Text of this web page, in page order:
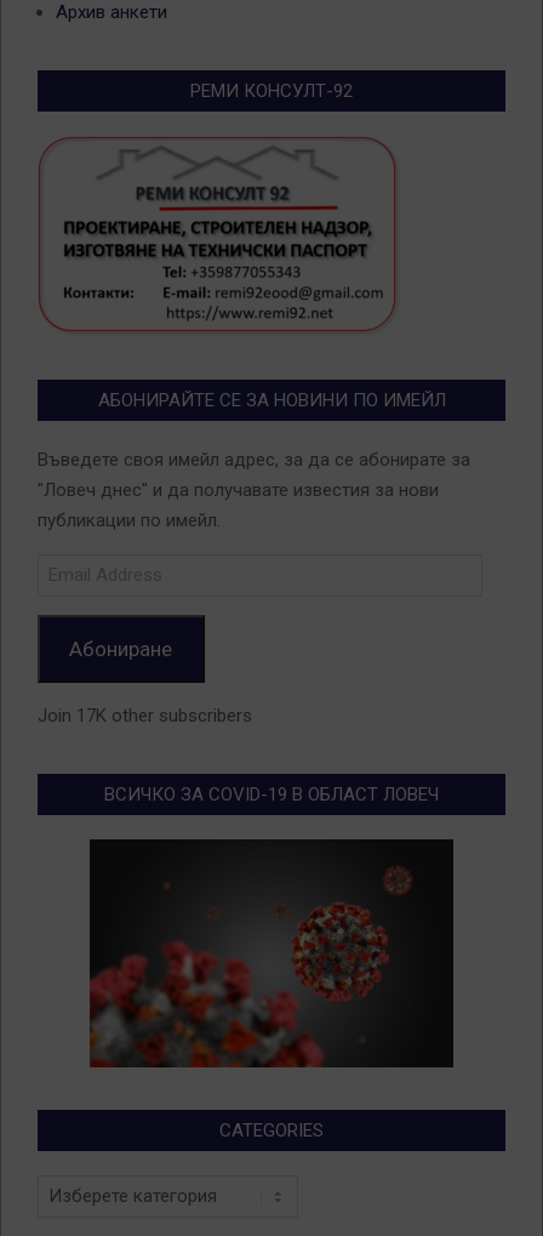
Архив анкети
РЕМИ КОНСУЛТ-92
АБОНИРАЙТЕ СЕ ЗА НОВИНИ ПО ИМЕЙЛ
Въведете своя имейл адрес, за да се абонирате за
"Ловеч днес" и да получавате известия за нови
публикации по имейл.
Абониране
Join 17K other subscribers
ВСИЧКО ЗА COVID-19 В ОБЛАСТ ЛОВЕЧ
CATEGORIES
Categories